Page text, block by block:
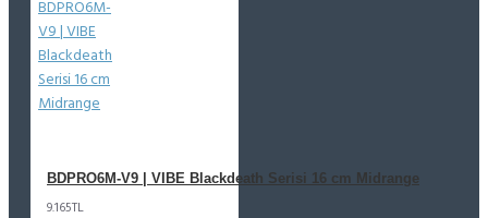
BDPRO6M-V9 | VIBE Blackdeath Serisi 16 cm Midrange
9.165TL